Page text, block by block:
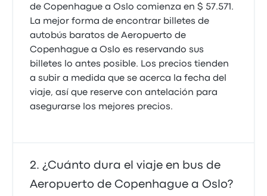
de Copenhague a Oslo comienza en $ 57.571.
La mejor forma de encontrar billetes de
autobús baratos de Aeropuerto de
Copenhague a Oslo es reservando sus
billetes lo antes posible. Los precios tienden
a subir a medida que se acerca la fecha del
viaje, así que reserve con antelación para
asegurarse los mejores precios.
¿Cuánto dura el viaje en bus de
Aeropuerto de Copenhague a Oslo?